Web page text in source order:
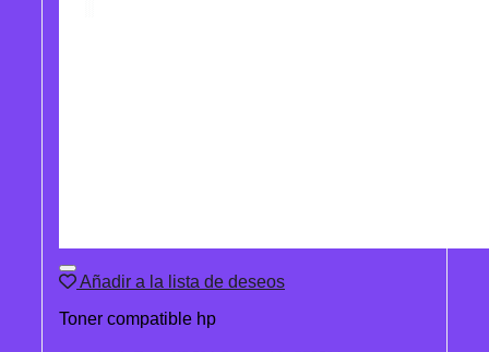
Añadir a la lista de deseos
Toner compatible hp